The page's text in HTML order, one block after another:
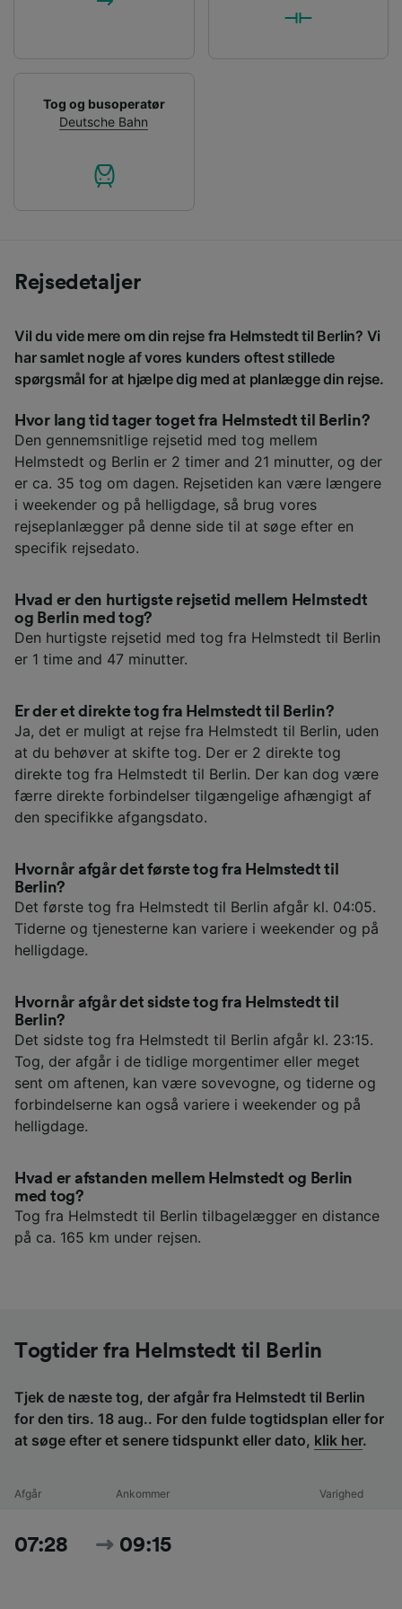
Tog og busoperatør
Deutsche Bahn
Rejsedetaljer
Vil du vide mere om din rejse fra Helmstedt til Berlin? Vi
har samlet nogle af vores kunders oftest stillede
spørgsmål for at hjælpe dig med at planlægge din rejse.
Hvor lang tid tager toget fra Helmstedt til Berlin?
Den gennemsnitlige rejsetid med tog mellem
Helmstedt og Berlin er 2 timer and 21 minutter, og der
er ca. 35 tog om dagen. Rejsetiden kan være længere
i weekender og på helligdage, så brug vores
rejseplanlægger på denne side til at søge efter en
specifik rejsedato.
Hvad er den hurtigste rejsetid mellem Helmstedt
og Berlin med tog?
Den hurtigste rejsetid med tog fra Helmstedt til Berlin
er 1 time and 47 minutter.
Er der et direkte tog fra Helmstedt til Berlin?
Ja, det er muligt at rejse fra Helmstedt til Berlin, uden
at du behøver at skifte tog. Der er 2 direkte tog
direkte tog fra Helmstedt til Berlin. Der kan dog være
færre direkte forbindelser tilgængelige afhængigt af
den specifikke afgangsdato.
Hvornår afgår det første tog fra Helmstedt til
Berlin?
Det første tog fra Helmstedt til Berlin afgår kl. 04:05.
Tiderne og tjenesterne kan variere i weekender og på
helligdage.
Hvornår afgår det sidste tog fra Helmstedt til
Berlin?
Det sidste tog fra Helmstedt til Berlin afgår kl. 23:15.
Tog, der afgår i de tidlige morgentimer eller meget
sent om aftenen, kan være sovevogne, og tiderne og
forbindelserne kan også variere i weekender og på
helligdage.
Hvad er afstanden mellem Helmstedt og Berlin
med tog?
Tog fra Helmstedt til Berlin tilbagelægger en distance
på ca. 165 km under rejsen.
Togtider fra Helmstedt til Berlin
Tjek de næste tog, der afgår fra Helmstedt til Berlin
for den tirs. 18 aug.. For den fulde togtidsplan eller for
at søge efter et senere tidspunkt eller dato, klik her.
Afgår Ankommer Varighed
07:28 09:15